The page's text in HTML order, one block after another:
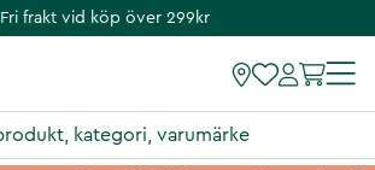
Fri frakt vid köp över 299kr